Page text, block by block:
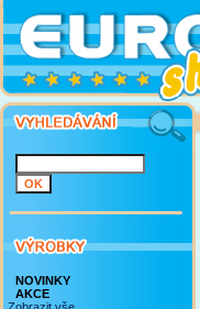
NOVINKY
AKCE